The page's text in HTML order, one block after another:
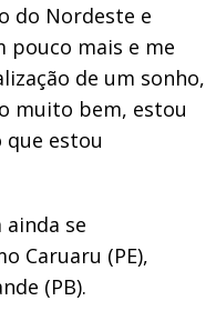
do Nordeste e
pouco mais e me
de um sonho,
muito bem, estou
que estou
se
Caruaru (PE),
(PB).